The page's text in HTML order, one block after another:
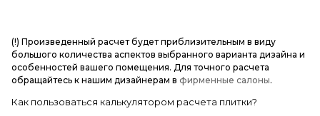
(!) Произведенный расчет будет приблизительным в виду
большого количества аспектов выбранного варианта дизайна и
особенностей вашего помещения. Для точного расчета
обращайтесь к нашим дизайнерам в фирменные салоны.
Как пользоваться калькулятором расчета плитки?